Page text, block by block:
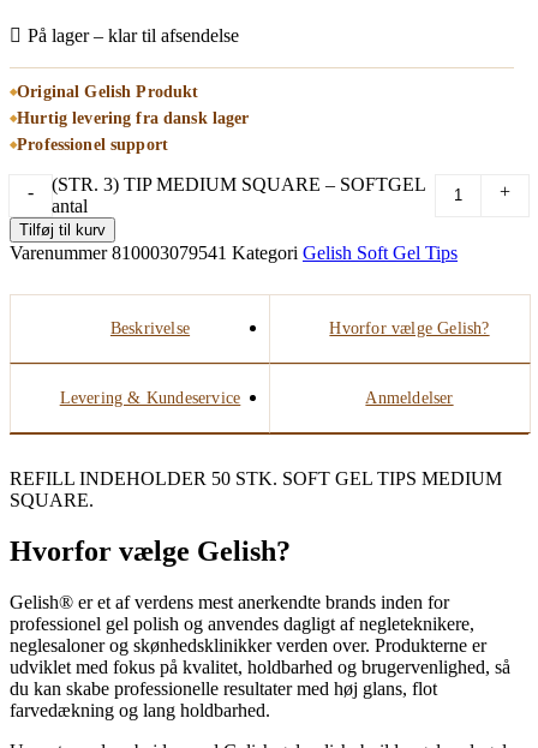
På lager – klar til afsendelse
Original Gelish Produkt
Hurtig levering fra dansk lager
Professionel support
-
(STR. 3) TIP MEDIUM SQUARE – SOFTGEL
antal
+
Tilføj til kurv
Varenummer810003079541 Kategori Gelish Soft Gel Tips
Beskrivelse Hvorfor vælge Gelish?
Levering & Kundeservice Anmeldelser
REFILL INDEHOLDER 50 STK. SOFT GEL TIPS MEDIUM
SQUARE.
Hvorfor vælge Gelish?
Gelish® er et af verdens mest anerkendte brands inden for
professionel gel polish og anvendes dagligt af negleteknikere,
neglesaloner og skønhedsklinikker verden over. Produkterne er
udviklet med fokus på kvalitet, holdbarhed og brugervenlighed, så
du kan skabe professionelle resultater med høj glans, flot
farvedækning og lang holdbarhed.